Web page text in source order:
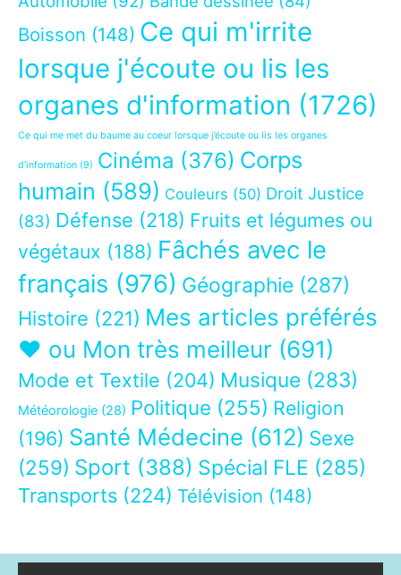
Boisson (148) Ce qui m'irrite
lorsque j'écoute ou lis les
organes d'information (1726)
Ce qui me met du baume au coeur lorsque j’écoute ou lis les organes
d’information (9) Cinéma (376) Corps
humain (589) Couleurs (50) Droit Justice
(83) Défense (218) Fruits et légumes ou
végétaux (188) Fâchés avec le
français (976) Géographie (287)
Histoire (221) Mes articles préférés
❤ ou Mon très meilleur (691)
Mode et Textile (204) Musique (283)
Météorologie (28) Politique (255) Religion
(196) Santé Médecine (612) Sexe
(259) Sport (388) Spécial FLE (285)
Transports (224) Télévision (148)